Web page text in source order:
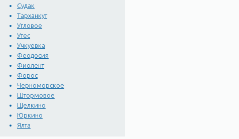
Судак
Тарханкут
Угловое
Утес
Учкуевка
Феодосия
Фиолент
Форос
Черноморское
Штормовое
Щелкино
Юркино
Ялта